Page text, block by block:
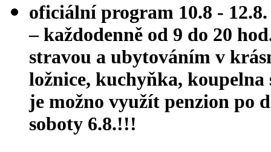
oficiální program 10.8 -
– každodenně od 9 do 20
stravou a ubytováním v
ložnice, kuchyňka, koupelna
je možno využít penzion po
soboty 6.8.!!!